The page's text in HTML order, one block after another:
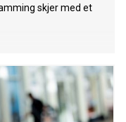
skjer med et